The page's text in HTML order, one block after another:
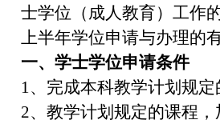
士学位（成人教育）工作
上半年学位申请与办理的
一、学士学位申请条件
1、完成本科教学计划规
2、教学计划规定的课程